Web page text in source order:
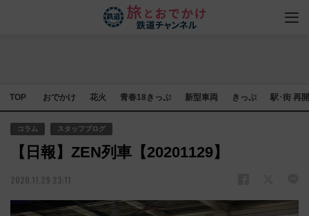
TOP おでかけ 花火 青春18きっぷ 新型車両 きっぷ 駅･街 再
コラム スタッフブログ
【日報】ZEN列車【20201129】
2020.11.29 23:11